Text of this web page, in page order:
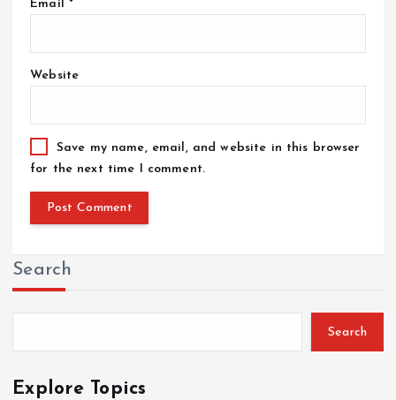
Email *
Website
Save my name, email, and website in this browser
for the next time I comment.
Search
Search
Explore Topics